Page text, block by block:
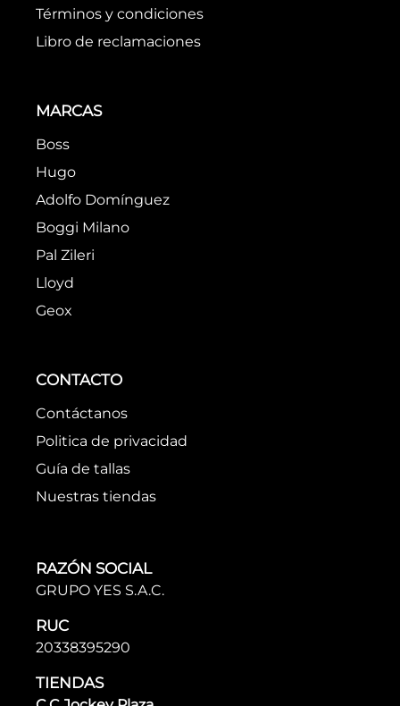
Términos y condiciones
Libro de reclamaciones
MARCAS
Boss
Hugo
Adolfo Domínguez
Boggi Milano
Pal Zileri
Lloyd
Geox
CONTACTO
Contáctanos
Politica de privacidad
Guía de tallas
Nuestras tiendas
RAZÓN SOCIAL
GRUPO YES S.A.C.
RUC
20338395290
TIENDAS